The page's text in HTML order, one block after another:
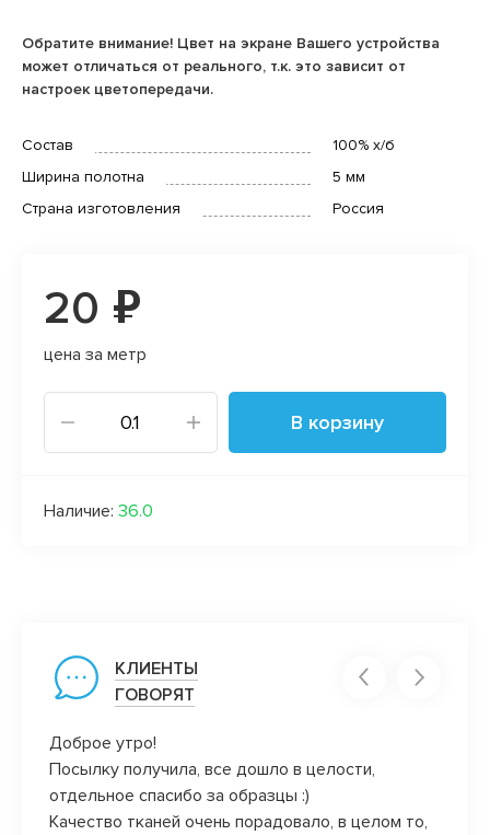
Обратите внимание! Цвет на экране Вашего устройства
может отличаться от реального, т.к. это зависит от
настроек цветопередачи.
Состав
100% х/б
Ширина полотна
5 мм
Страна изготовления
Россия
20 ₽
цена за метр
В корзину
Наличие: 36.0
КЛИЕНТЫ
ГОВОРЯТ
Доброе утро!
Посылку получила, все дошло в целости,
отдельное спасибо за образцы :)
Качество тканей очень порадовало, в целом то,